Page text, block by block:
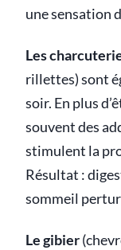
une sensation
Les
rillettes) sont
soir. En plus
souvent des
stimulent la
Résultat :
sommeil
Le gibier